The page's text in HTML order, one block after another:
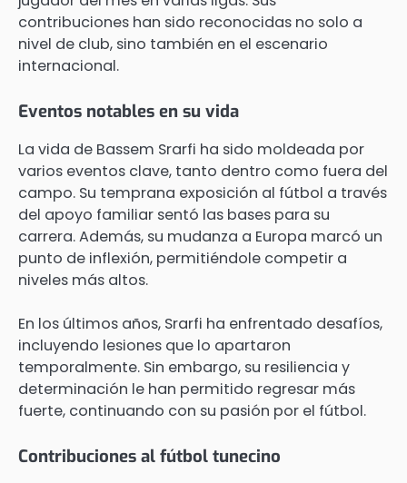
contribuciones han sido reconocidas no solo a
nivel de club, sino también en el escenario
internacional.
Eventos notables en su vida
La vida de Bassem Srarfi ha sido moldeada por
varios eventos clave, tanto dentro como fuera del
campo. Su temprana exposición al fútbol a través
del apoyo familiar sentó las bases para su
carrera. Además, su mudanza a Europa marcó un
punto de inflexión, permitiéndole competir a
niveles más altos.
En los últimos años, Srarfi ha enfrentado desafíos,
incluyendo lesiones que lo apartaron
temporalmente. Sin embargo, su resiliencia y
determinación le han permitido regresar más
fuerte, continuando con su pasión por el fútbol.
Contribuciones al fútbol tunecino